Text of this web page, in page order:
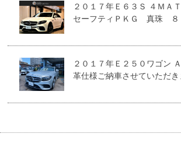
２０１７年Ｅ６３Ｓ ４ＭＡ
セーフティＰＫＧ 真珠 ８
２０１７年Ｅ２５０ワゴン
革仕様ご納車させていただき